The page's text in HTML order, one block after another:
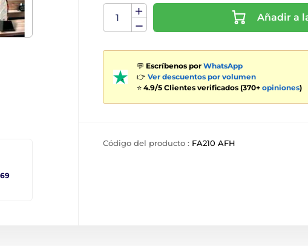
Añadir a
💬 Escríbenos por WhatsApp
👉 Ver descuentos por volumen
⭐ 4.9/5 Clientes verificados (370+ opiniones)
Código del producto : FA210 AFH